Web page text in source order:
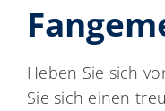
Heben Sie sich
Sie sich einen